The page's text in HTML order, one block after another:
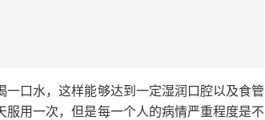
少一次化学治疗失败的局部晚期或转移性非小细胞
肺癌患者。
口水，这样能够达到一定湿润口腔以及食管
用一次，但是每一个人的病情严重程度是不